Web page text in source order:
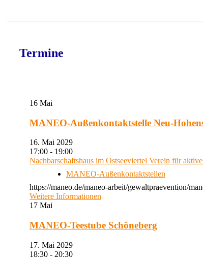
Termine
16 Mai
MANEO-Außenkontaktstelle Neu-
16. Mai 2029
17:00 - 19:00
Nachbarschaftshaus im Ostseeviertel Verein für
MANEO-Außenkontaktstellen
https://maneo.de/maneo-arbeit/gewaltpraevention/
Weitere Informationen
17 Mai
MANEO-Teestube Schöneberg
17. Mai 2029
18:30 - 20:30